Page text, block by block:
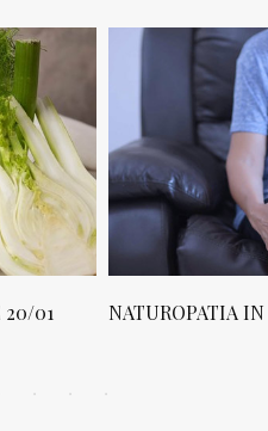
20/01 NATUROPATIA IN